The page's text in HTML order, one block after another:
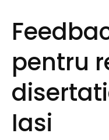
pentru
Iasi